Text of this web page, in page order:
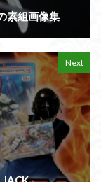
素組画像集
Next